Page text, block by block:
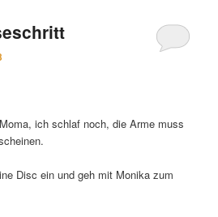
ich schlaf noch, die Arme muss
Disc ein und geh mit Monika zum